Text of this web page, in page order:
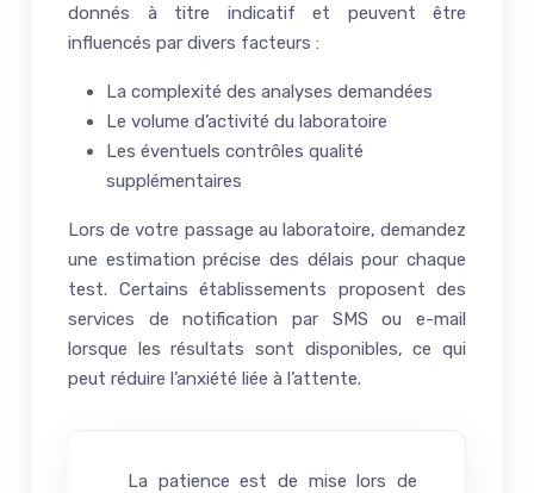
donnés à titre indicatif et peuvent être
influencés par divers facteurs :
La complexité des analyses demandées
Le volume d’activité du laboratoire
Les éventuels contrôles qualité
supplémentaires
Lors de votre passage au laboratoire, demandez
une estimation précise des délais pour chaque
test. Certains établissements proposent des
services de notification par SMS ou e-mail
lorsque les résultats sont disponibles, ce qui
peut réduire l’anxiété liée à l’attente.
La patience est de mise lors de